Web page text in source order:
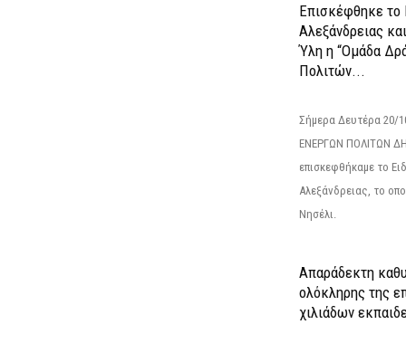
Επισκέφθηκε το
Αλεξάνδρειας
Ύλη η “Ομάδα
Πολιτών...
Σήμερα Δευτέρα
ΕΝΕΡΓΩΝ ΠΟΛΙΤΩΝ
επισκεφθήκαμε το
Αλεξάνδρειας, το
Νησέλι.
Απαράδεκτη
ολόκληρης της
χιλιάδων